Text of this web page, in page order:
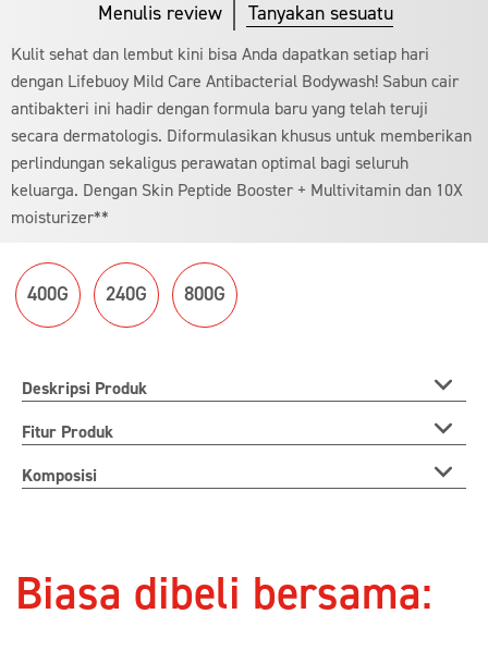
yang
dikirimkan
untuk
product
ini
Menulis review Tanyakan sesuatu
Kulit sehat dan lembut kini bisa Anda dapatkan setiap hari
dengan Lifebuoy Mild Care Antibacterial Bodywash! Sabun cair
antibakteri ini hadir dengan formula baru yang telah teruji
secara dermatologis. Diformulasikan khusus untuk memberikan
perlindungan sekaligus perawatan optimal bagi seluruh
keluarga. Dengan Skin Peptide Booster + Multivitamin dan 10X
moisturizer**
400G 240G 800G
Deskripsi Produk
Fitur Produk
Komposisi
Ulasan (0) Pertanyaan